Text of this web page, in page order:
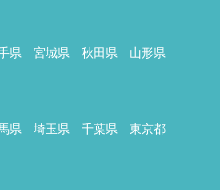
県 宮城県 秋田県
山形県
県 埼玉県 千葉県
東京都